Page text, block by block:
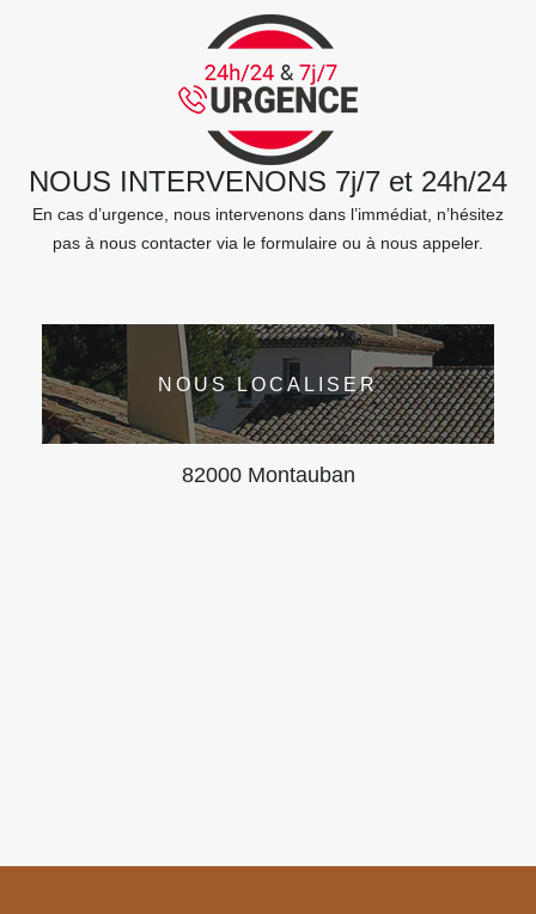
NOUS INTERVENONS 7j/7 et 24h/24
En cas d’urgence, nous intervenons dans l’immédiat, n’hésitez
pas à nous contacter via le formulaire ou à nous appeler.
NOUS LOCALISER
82000 Montauban